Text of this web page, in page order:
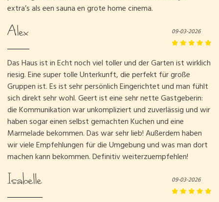
extra’s als een sauna en grote home cinema.
Alex 09-03-2026
Das Haus ist in Echt noch viel toller und der Garten ist wirklich
riesig. Eine super tolle Unterkunft, die perfekt für große
Gruppen ist. Es ist sehr persönlich Eingerichtet und man fühlt
sich direkt sehr wohl. Geert ist eine sehr nette Gastgeberin:
die Kommunikation war unkompliziert und zuverlässig und wir
haben sogar einen selbst gemachten Kuchen und eine
Marmelade bekommen. Das war sehr lieb! Außerdem haben
wir viele Empfehlungen für die Umgebung und was man dort
machen kann bekommen. Definitiv weiterzuempfehlen!
Isabelle 09-03-2026